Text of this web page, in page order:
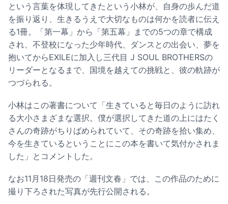
という言葉を体現してきたという小林が、自身の歩んだ道
を振り返り、生きるうえで大切なものは何かを読者に伝え
る1冊。「第一幕」から「第五幕」までの5つの章で構成
され、不登校になった少年時代、ダンスとの出会い、夢を
抱いてからEXILEに加入し三代目 J SOUL BROTHERSの
リーダーとなるまで、国境を越えての挑戦と、彼の軌跡が
つづられる。
小林はこの著書について「生きていると毎日のように訪れ
る大小さまざまな選択。僕が選択してきた道の上にはたく
さんの奇跡がちりばめられていて、その奇跡を拾い集め、
今を生きているということにこの本を書いて気付かされま
した」とコメントした。
なお11月18日発売の「週刊文春」では、この作品のために
撮り下ろされた写真が先行公開される。